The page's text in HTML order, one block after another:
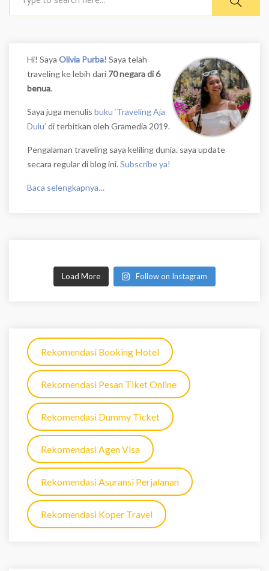
Hi! Saya Olivia Purba! Saya telah
traveling ke lebih dari 70 negara di 6
benua.
Saya juga menulis buku ‘Traveling Aja
Dulu’ di terbitkan oleh Gramedia 2019.
Pengalaman traveling saya keliling dunia. saya update
secara regular di blog ini. Subscribe ya!
Baca selengkapnya…
Load More Follow on Instagram
Rekomendasi Booking Hotel
Rekomendasi Pesan Tiket Online
Rekomendasi Dummy Ticket
Rekomendasi Agen Visa
Rekomendasi Asuransi Perjalanan
Rekomendasi Koper Travel